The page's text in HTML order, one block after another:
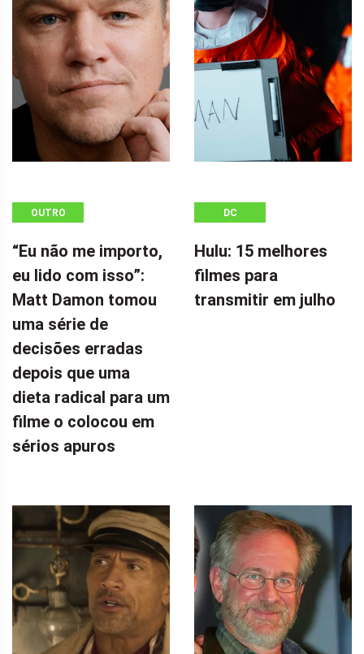
OUTRO
“Eu não me importo,
eu lido com isso”:
Matt Damon tomou
uma série de
decisões erradas
depois que uma
dieta radical para um
filme o colocou em
sérios apuros
DC
Hulu: 15 melhores
filmes para
transmitir em julho